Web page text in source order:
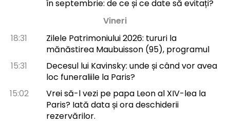
în septembrie: de ce și ce date să evitați?
Vineri
18:31
Zilele Patrimoniului 2026: tururi la
mănăstirea Maubuisson (95), programul
15:31
Decesul lui Kavinsky: unde și când vor avea
loc funeraliile la Paris?
15:02
Vrei să-l vezi pe papa Leon al XIV-lea la
Paris? Iată data și ora deschiderii
rezervărilor.